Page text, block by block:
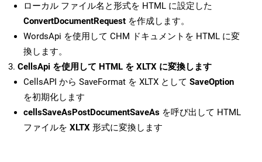
ローカル ファイル名と形式を HTML に設定した
ConvertDocumentRequest を作成します。
WordsApi を使用して CHM ドキュメントを HTML に変
換します。
CellsApi を使用して HTML を XLTX に変換します
CellsAPI から SaveFormat を XLTX として SaveOption
を初期化します
cellsSaveAsPostDocumentSaveAs を呼び出して HTML
ファイルを XLTX 形式に変換します